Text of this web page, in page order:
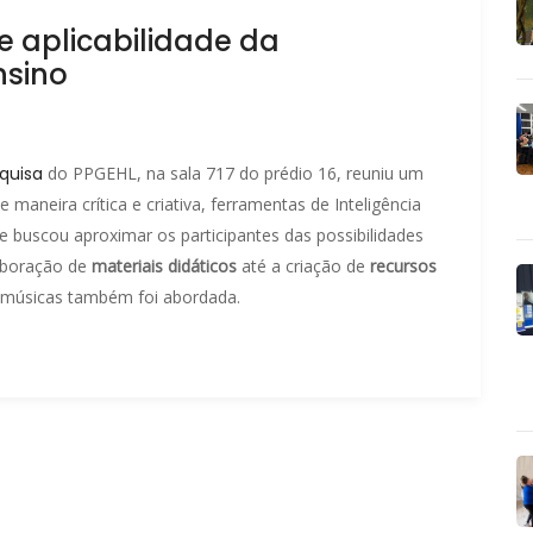
aplicabilidade da
do PPGEHL, na sala 717 do prédio 16, reuniu um
maneira crítica e criativa, ferramentas de Inteligência
buscou aproximar os participantes das possibilidades
de materiais didáticos até a criação de recursos
também foi abordada.